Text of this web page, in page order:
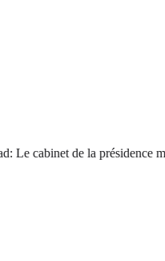
cabinet de la présidence met